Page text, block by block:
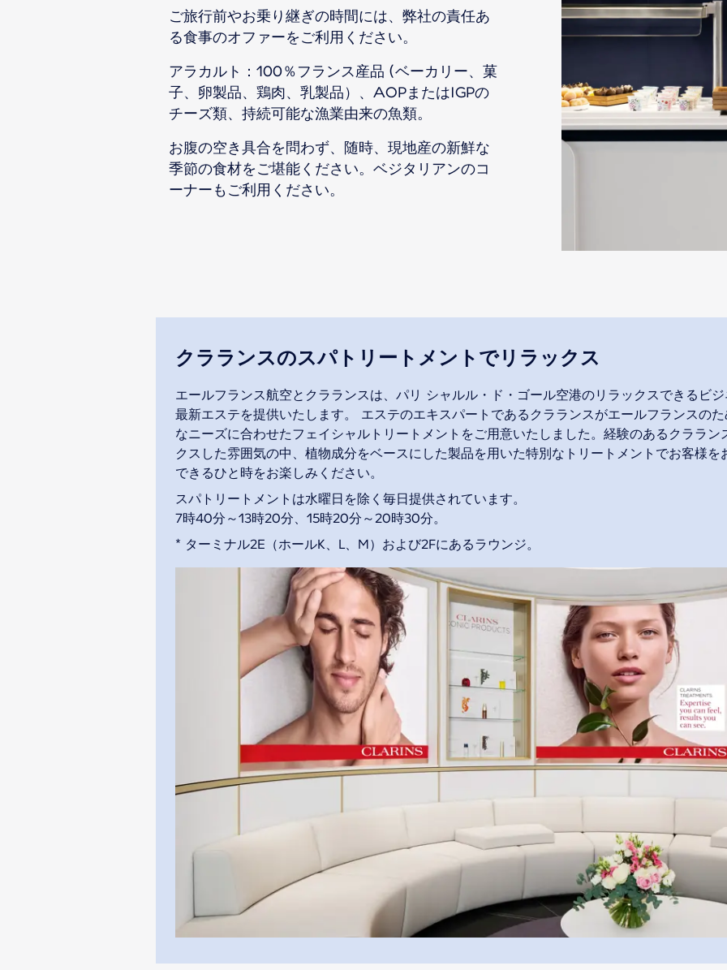
ご旅行前やお乗り継ぎの時間には、弊社の責任あ
る食事のオファーをご利用ください。
アラカルト：100％フランス産品 (ベーカリー、菓
子、卵製品、鶏肉、乳製品）、AOPまたはIGPの
チーズ類、持続可能な漁業由来の魚類。
お腹の空き具合を問わず、随時、現地産の新鮮な
季節の食材をご堪能ください。ベジタリアンのコ
ーナーもご利用ください。
クラランスのスパトリートメントでリラックス
エールフランス航空とクラランスは、パリ シャルル・ド・ゴール空港のリラックスできるビ
最新エステを提供いたします。 エステのエキスパートであるクラランスがエールフランスの
なニーズに合わせたフェイシャルトリートメントをご用意いたしました。経験のあるクララ
クスした雰囲気の中、植物成分をベースにした製品を用いた特別なトリートメントでお客様
できるひと時をお楽しみください。
スパトリートメントは水曜日を除く毎日提供されています。
7時40分～13時20分、15時20分～20時30分。
* ターミナル2E（ホールK、L、M）および2Fにあるラウンジ。